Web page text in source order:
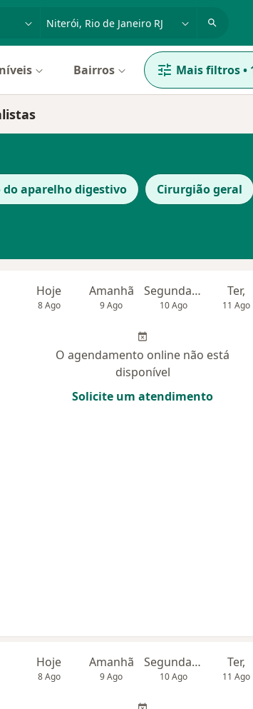
cidade ou região
Bairros Mais filtros•
do aparelho digestivo Cirurgião geral
Hoje
8 Ago
Amanhã
9 Ago
Segunda-feira
10 Ago
Ter,
11 Ago
O agendamento online não está
disponível
Solicite um atendimento
Hoje
8 Ago
Amanhã
9 Ago
Segunda-feira
10 Ago
Ter,
11 Ago